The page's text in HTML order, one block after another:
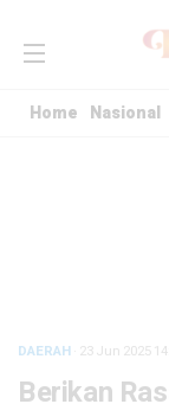
Home Nasional
DAERAH · 23 Jun 2025
Berikan